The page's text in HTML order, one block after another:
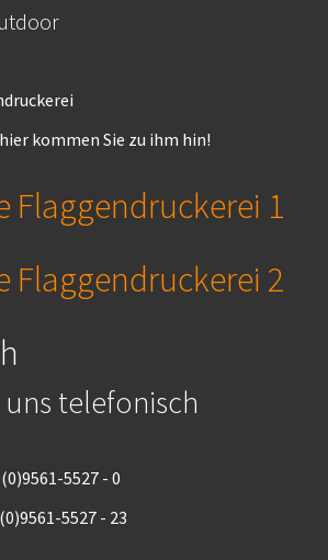
kommen Sie zu ihm hin!
Flaggendruckerei 1
Flaggendruckerei 2
telefonisch
5527 - 0
5527 - 23